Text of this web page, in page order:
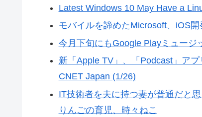
Latest Windows 10 May Have a
モバイルを諦めたMicrosoft、iOS
今月下旬にもGoogle Playミュージ
新「Apple TV」、「Podcast」ア
CNET Japan (1/26)
IT技術者を夫に持つ妻が普通だと
りんごの育児、時々ねこ